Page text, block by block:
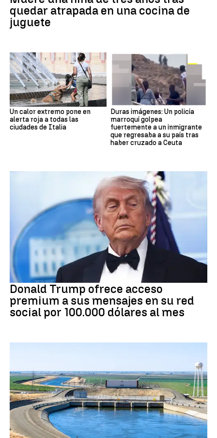
quedar atrapada en una cocina de
juguete
Un calor extremo pone en
alerta roja a todas las
ciudades de Italia
Duras imágenes: Un policía
marroquí golpea
fuertemente a un inmigrante
que regresaba a su país tras
haber cruzado a Ceuta
DONALD TRUMP
Donald Trump ofrece acceso
premium a sus mensajes en su red
social por 100.000 dólares al mes